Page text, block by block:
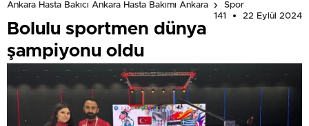
Ankara Hasta Bakıcı Ankara Hasta Bakımı Ankara
Spor
141
22 Eylül 2024
Bolulu sportmen dünya
şampiyonu oldu